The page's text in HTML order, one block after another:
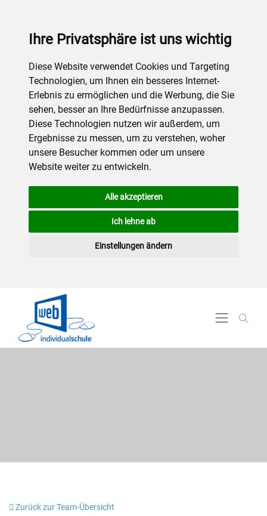
Ihre Privatsphäre ist uns wichtig
Diese Website verwendet Cookies und Targeting
Technologien, um Ihnen ein besseres Internet-
Erlebnis zu ermöglichen und die Werbung, die Sie
sehen, besser an Ihre Bedürfnisse anzupassen.
Diese Technologien nutzen wir außerdem, um
Ergebnisse zu messen, um zu verstehen, woher
unsere Besucher kommen oder um unsere
Website weiter zu entwickeln.
Alle akzeptieren
Ich lehne ab
Einstellungen ändern
Zurück zur Team-Übersicht